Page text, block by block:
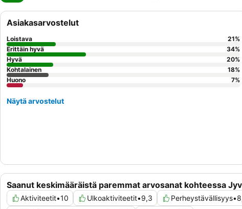
Saanut keskimääräistä paremmat arvosanat kohteessa
Aktiviteetit•10 Ulkoaktiviteetit•9,3 Perheystävällisyys•
Asiakasarvostelut
Loistava 21%
Erittäin hyvä
34%
Hyvä
20%
Kohtalainen
18%
Huono
7%
Näytä arvostelut